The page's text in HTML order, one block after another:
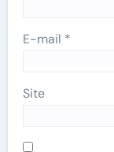
E-mail *
Site